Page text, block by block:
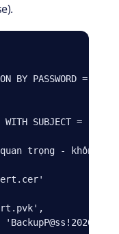
BY PASSWORD =
WITH SUBJECT =
trọng - không